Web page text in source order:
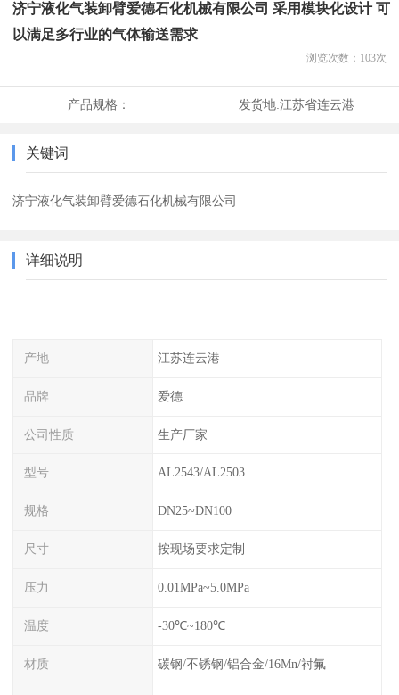
济宁液化气装卸臂爱德石化机械有限公司 采用模块化设计 可
以满足多行业的气体输送需求
浏览次数： 103次
产品规格： 发货地:江苏省连云港
关键词
济宁液化气装卸臂爱德石化机械有限公司
详细说明
产地 江苏连云港
品牌 爱德
公司性质 生产厂家
型号 AL2543/AL2503
规格 DN25~DN100
尺寸 按现场要求定制
压力 0.01MPa~5.0MPa
温度 -30℃~180℃
材质 碳钢/不锈钢/铝合金/16Mn/衬氟